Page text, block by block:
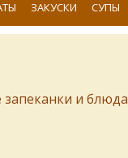
ЗАКУСКИ СУПЫ
и блюда